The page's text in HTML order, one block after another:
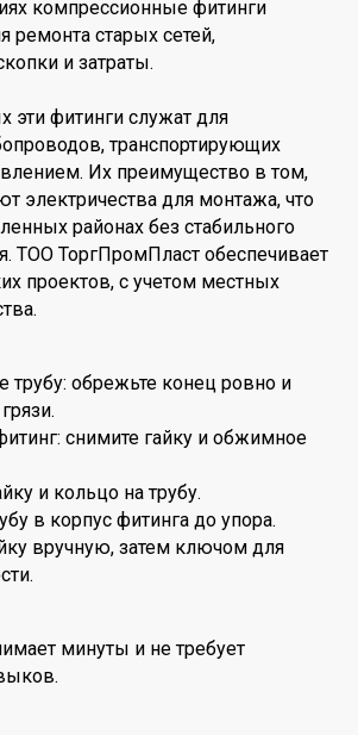
компрессионные фитинги
ремонта старых сетей,
и затраты.
фитинги служат для
транспортирующих
Их преимущество в том,
электричества для монтажа, что
районах без стабильного
ТОО ТоргПромПласт обеспечивает
проектов, с учетом местных
трубу: обрежьте конец ровно и
снимите гайку и обжимное
и кольцо на трубу.
в корпус фитинга до упора.
вручную, затем ключом для
минуты и не требует